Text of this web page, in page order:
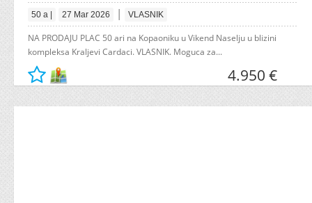
50 a | 27 Mar 2026 | VLASNIK
NA PRODAJU PLAC 50 ari na Kopaoniku u Vikend Naselju u blizini
kompleksa Kraljevi Cardaci. VLASNIK. Moguca za...
4.950 €